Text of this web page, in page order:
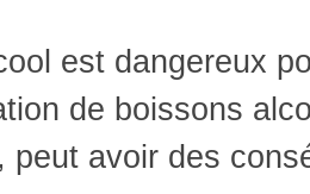
est dangereux
de boissons
peut avoir des